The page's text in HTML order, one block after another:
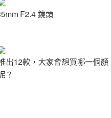
F2.4 鏡頭
出12款，大家會想買哪一個顏
？